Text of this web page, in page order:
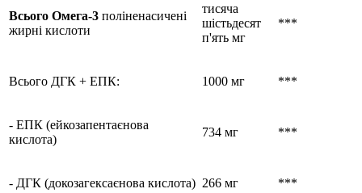
Всього Омега-3 поліненасичені
жирні кислоти
тисяча
шістьдесят
п'ять мг
***
Всього ДГК + ЕПК: 1000 мг ***
- ЕПК (ейкозапентаєнова
кислота)
734 мг ***
- ДГК (докозагексаєнова кислота) 266 мг ***